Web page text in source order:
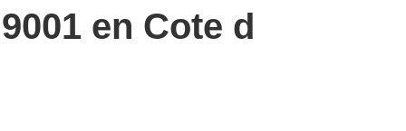
en Cote d